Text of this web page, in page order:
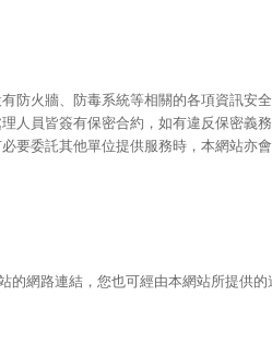
防火牆、防毒系統等相關的各項資訊安
人員皆簽有保密合約，如有違反保密義
要委託其他單位提供服務時，本網站亦
的網路連結，您也可經由本網站所提供